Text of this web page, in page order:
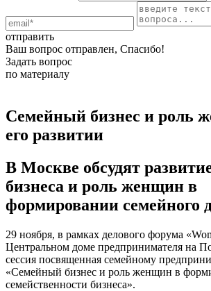
отправить
Ваш вопрос отправлен, Спасибо!
Задать вопрос
по материалу
Семейный бизнес и роль
его развитии
В Москве обсудят
бизнеса и роль женщин в
формировании семейного
29 ноября, в рамках делового форума
Центральном доме предпринимателя на
сессия посвященная семейному
«Семейный бизнес и роль женщин в
семейственности бизнеса».